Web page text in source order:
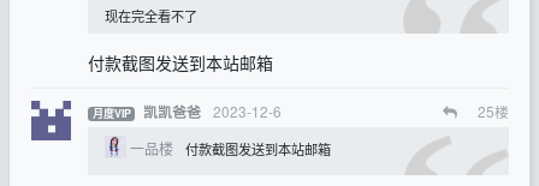
现在完全看不了
付款截图发送到本站邮箱
月度VIP 凯凯爸爸 2023-12-6 25楼
一品楼
付款截图发送到本站邮箱